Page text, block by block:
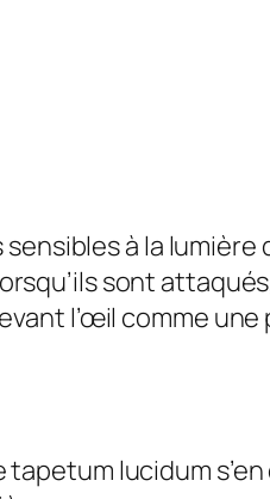
à la
sont
l’œil comme
lucidum